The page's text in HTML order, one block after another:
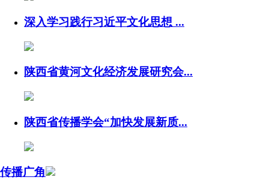
深入学习践行习近平文化思想 ...
陕西省黄河文化经济发展研究会...
陕西省传播学会“加快发展新质...
传播广角